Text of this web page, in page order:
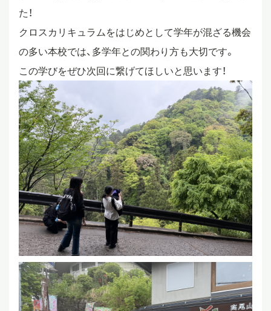
た！
クロスカリキュラムをはじめとして学年が混ざる機会
の多い本校では、多学年との関わり方も大切です。
この学びをぜひ次回に繋げてほしいと思います！